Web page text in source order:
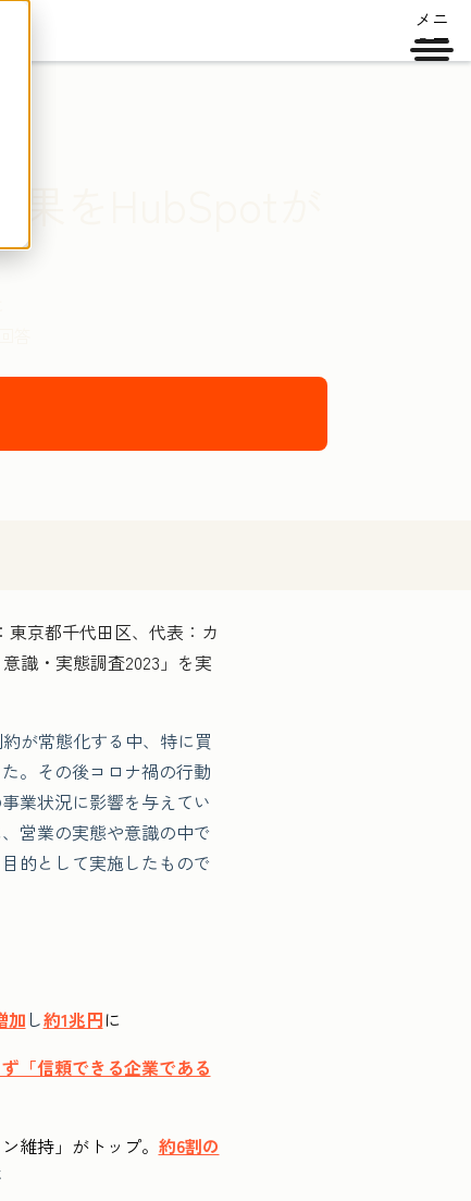
メニ
ュー
をHubSpotが
東京都千代田区、代表：カ
識・実態調査2023」を実
が常態化する中、特に買
。その後コロナ禍の行動
業状況に影響を与えてい
営業の実態や意識の中で
的として実施したもので
加 し約1兆円に
「信頼できる企業である
維持」がトップ。 約6割の